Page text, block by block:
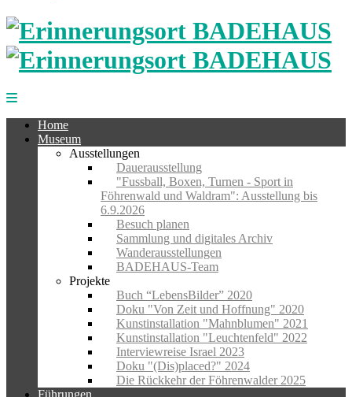
Home
Museum
Ausstellungen
Dauerausstellung
"Fussball, Boxen, Turnen - Sport in
Föhrenwald und Waldram": Ausstellung bis
6.9.2026
Besuch planen
Sammlung und digitales Archiv
Wanderausstellungen
BADEHAUS-Team
Projekte
Buch “LebensBilder” 2020
Doku "Von Zeit und Hoffnung" 2020
Kunstinstallation "Mahnblumen" 2021
Kunstinstallation "Leuchtenfeld" 2022
Interviewreise Israel 2023
Doku "(Dis)placed?" 2024
Die Rückkehr der Föhrenwalder 2025